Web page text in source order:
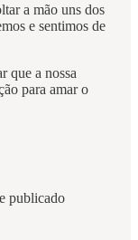
a mão uns dos
e sentimos de
que a nossa
para amar o
publicado